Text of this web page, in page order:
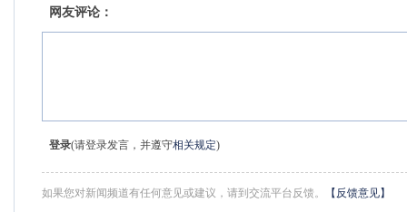
网友评论：
登录(请登录发言，并遵守相关规定)
如果您对新闻频道有任何意见或建议，请到交流平台反馈。 【反馈意见】